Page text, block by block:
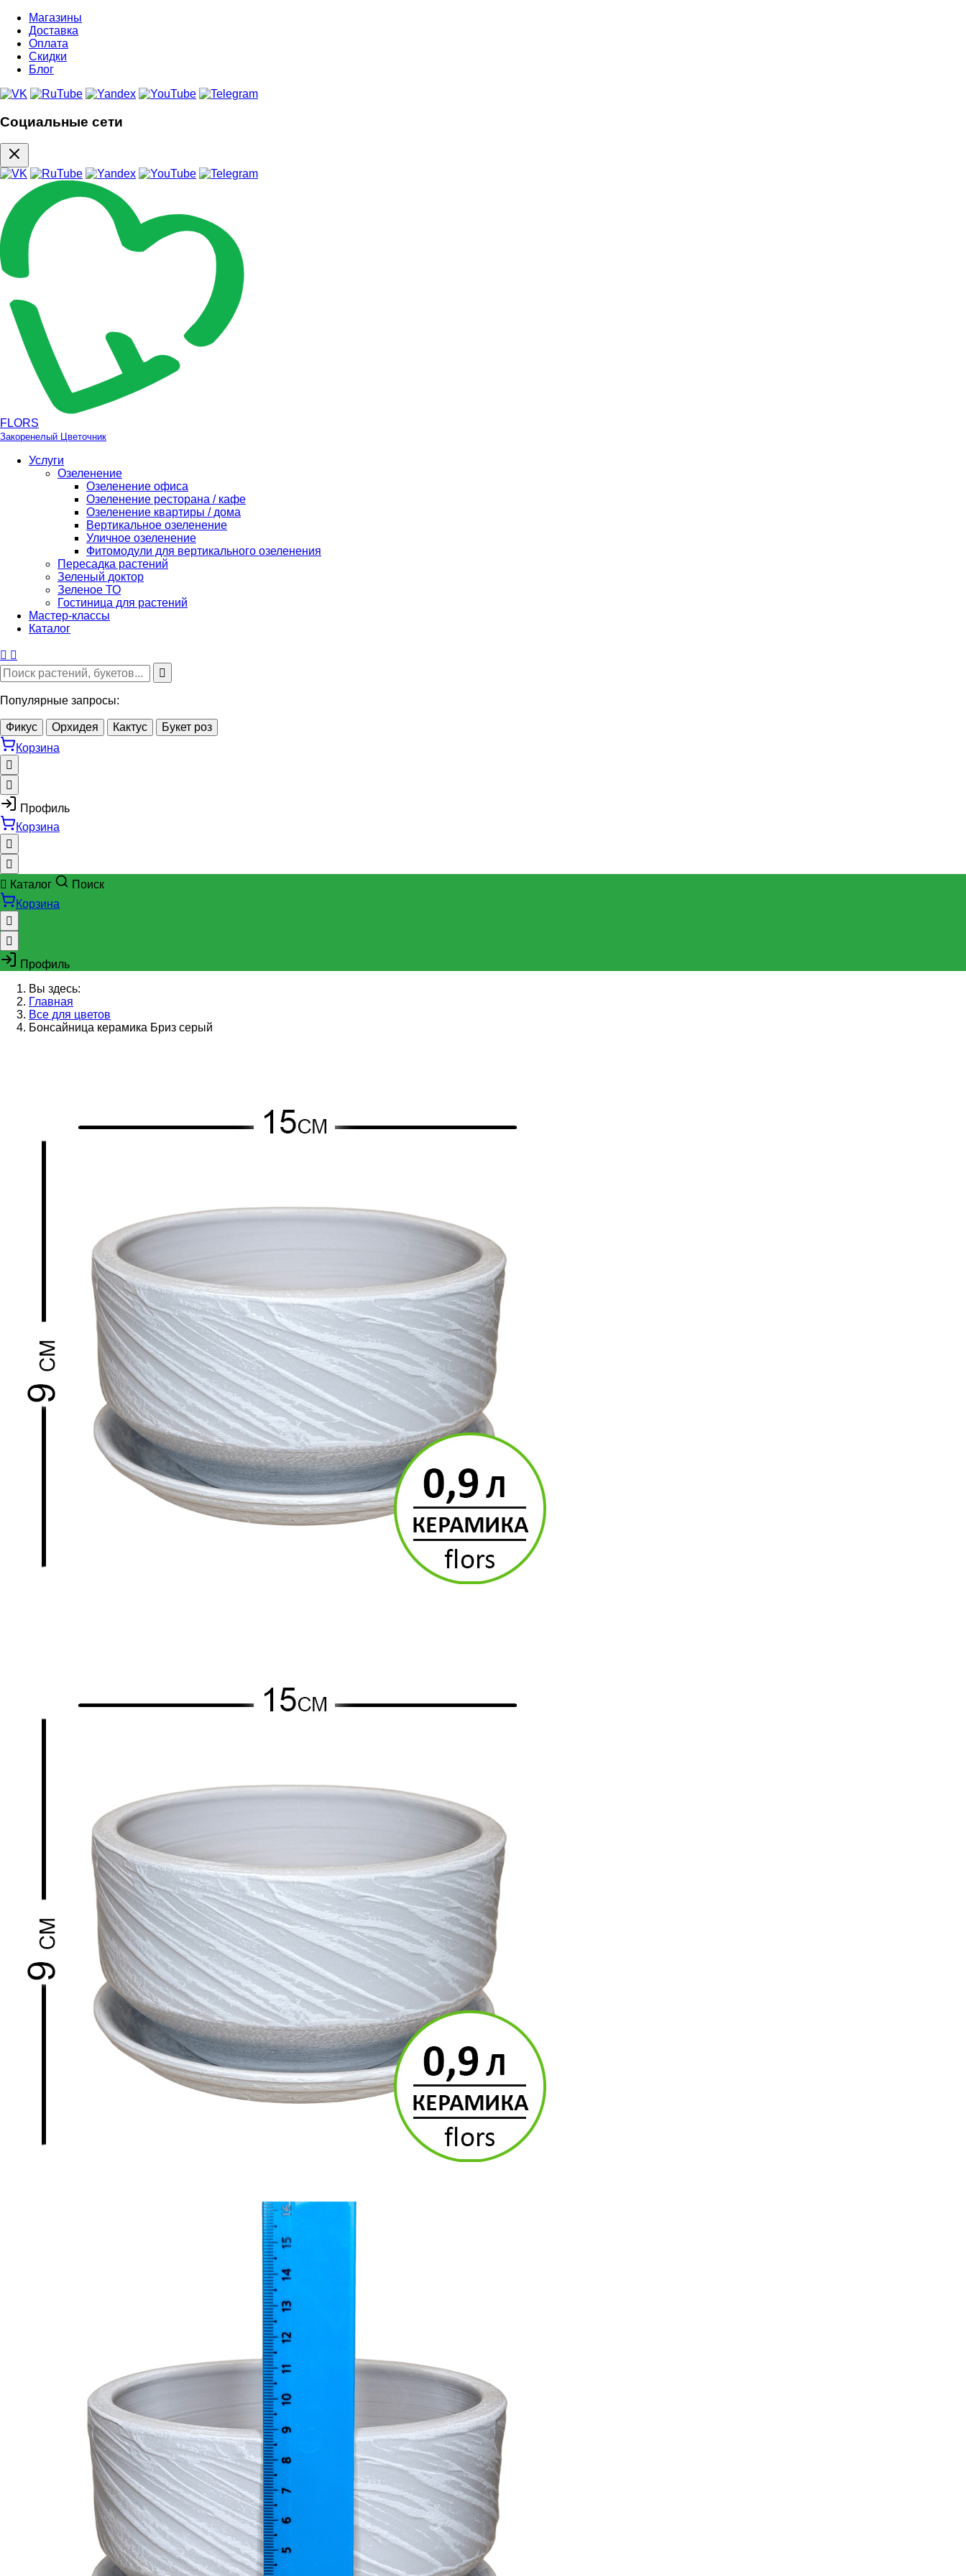
Магазины
Доставка
Оплата
Скидки
Блог
Социальные сети
FLORS
Закоренелый Цветочник
Услуги
Озеленение
Озеленение офиса
Озеленение ресторана / кафе
Озеленение квартиры / дома
Вертикальное озеленение
Уличное озеленение
Фитомодули для вертикального озеленения
Пересадка растений
Зеленый доктор
Зеленое ТО
Гостиница для растений
Мастер-классы
Каталог
Популярные запросы:
Фикус Орхидея Кактус
Букет роз
Корзина
Профиль
Корзина
Каталог
Поиск
Корзина
Профиль
Вы здесь:
Главная
Все для цветов
Бонсайница керамика Бриз серый